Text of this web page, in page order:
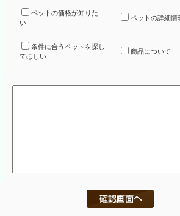
ペットの価格が知りた
い
ペットの詳細情
条件に合うペットを探し
てほしい
商品について